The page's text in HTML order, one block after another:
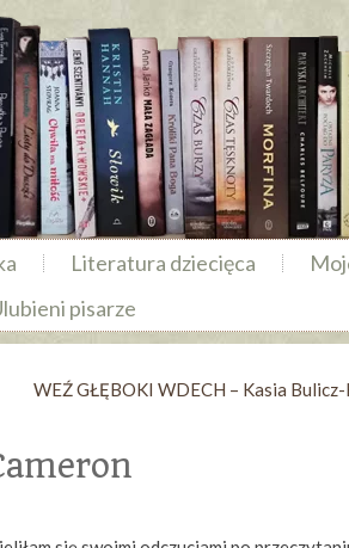
Literatura dziecięca
pisarze
WEŹ GŁĘBOKI WDECH – Kasia